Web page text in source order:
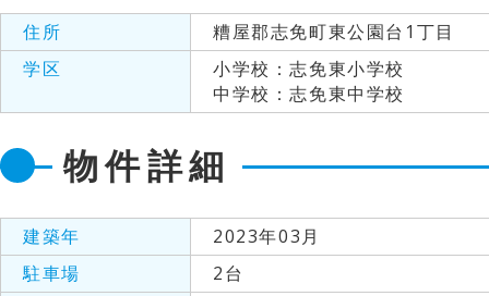
住所
糟屋郡志免町東公園台1丁目
学区
小学校：志免東小学校
中学校：志免東中学校
物件詳細
建築年
2023年03月
駐車場
2台